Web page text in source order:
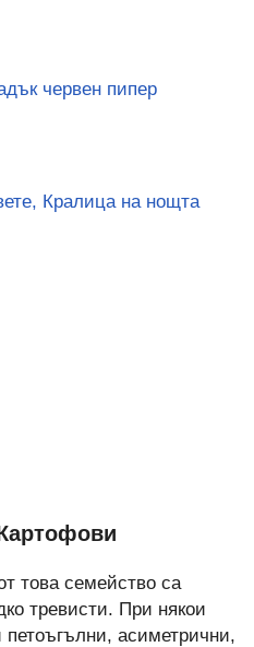
червен пипер
Кралица на нощта
това семейство са
тревисти. При някои
асиметрични,